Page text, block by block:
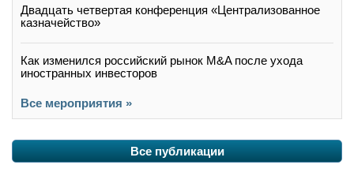
Двадцать четвертая конференция «Централизованное
казначейство»
Как изменился российский рынок M&A после ухода
иностранных инвесторов
Все мероприятия »
Все публикации